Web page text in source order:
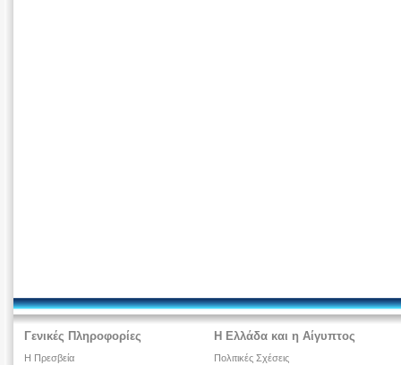
Γενικές Πληροφορίες
Η Πρεσβεία
Η Ελλάδα και η Αίγυπτος
Πολιτικές Σχέσεις